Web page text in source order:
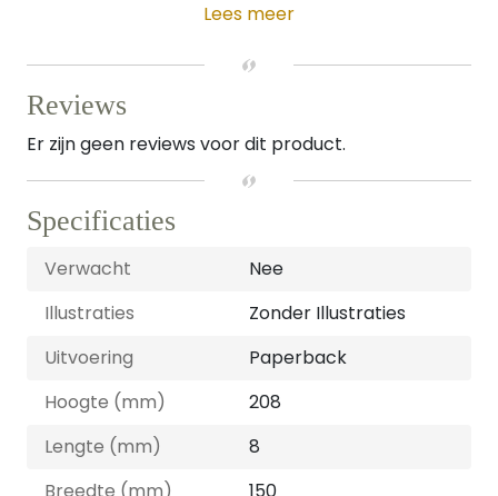
Lees meer
Reviews
Er zijn geen reviews voor dit product.
Specificaties
Verwacht
Nee
Illustraties
Zonder Illustraties
Uitvoering
Paperback
Hoogte (mm)
208
Lengte (mm)
8